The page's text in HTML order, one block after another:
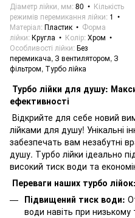
Діаметр лійки, мм 80
Кількість
режимів перемикання лійки 1
Матеріал Пластик
Форма
лійки Кругла Колір Хром
Особливості лійки Без
перемикача, З вентилятором, З
фільтром, Турбо лійка
Турбо лійки для душу:
ефективності
Відкрийте для себе новий
лійками для душу! Унікальні
забезпечать вам незабутні
душу. Турбо лійки ідеально
високий тиск води та
Переваги наших турбо лійок:
Підвищений тиск води:
води навіть при низькому